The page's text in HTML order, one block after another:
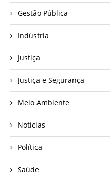
Gestão Pública
Indústria
Justiça
Justiça e Segurança
Meio Ambiente
Notícias
Política
Saúde